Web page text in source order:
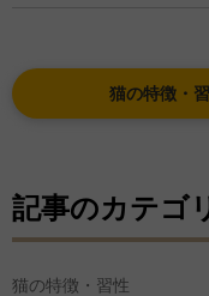
猫の特徴・
記事のカテゴ
猫の特徴・習性